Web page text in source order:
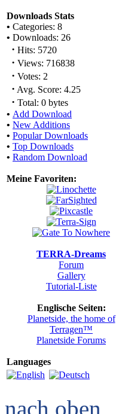
Downloads Stats
• Categories: 8
• Downloads: 26
· Hits: 5720
· Views: 716838
· Votes: 2
· Avg. Score: 4.25
· Total: 0 bytes
• Add Download
• New Additions
• Popular Downloads
• Top Downloads
• Random Download
Meine Favoriten:
TERRA-Dreams
Forum
Gallery
Tutorial-Liste
Englische Seiten:
Planetside, the home of
Terragen™
Planetside Forums
Languages
nach oben